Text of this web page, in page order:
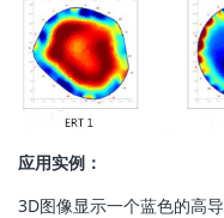
应用实例：
3D图像显示一个蓝色的高